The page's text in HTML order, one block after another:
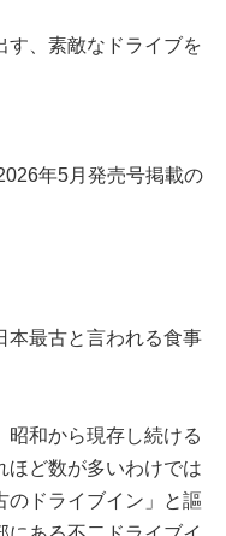
す、素敵なドライブを
年5月発売号掲載の
本最古と言われる食事
昭和から現存し続ける
ほど数が多いわけでは
のドライブイン」と謳